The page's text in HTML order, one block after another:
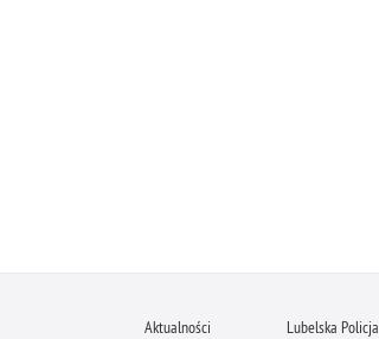
Aktualności Lubelska Policja